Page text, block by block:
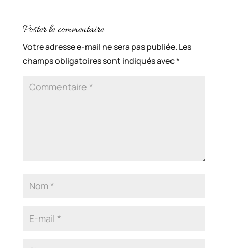
Poster le commentaire
Votre adresse e-mail ne sera pas publiée. Les
champs obligatoires sont indiqués avec*